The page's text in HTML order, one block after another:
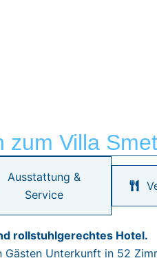
zum Villa
Ausstattung &
Service
rollstuhlgerechtes Hotel.
Unterkunft in 52